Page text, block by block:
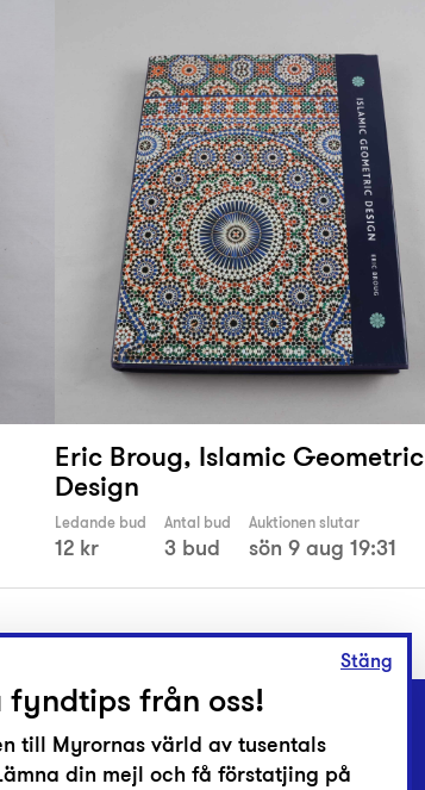
Eric Broug, Islamic Geometric
Design
Ledande bud
12 kr
Antal bud
3 bud
Auktionen slutar
sön 9 aug 19:31
Stäng
fyndtips från oss!
till Myrornas värld av tusentals
din mejl och få förstatjing på